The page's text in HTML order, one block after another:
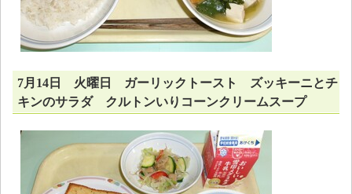
7月14日 火曜日 ガーリックトースト ズッキーニとチ
キンのサラダ クルトンいりコーンクリームスープ